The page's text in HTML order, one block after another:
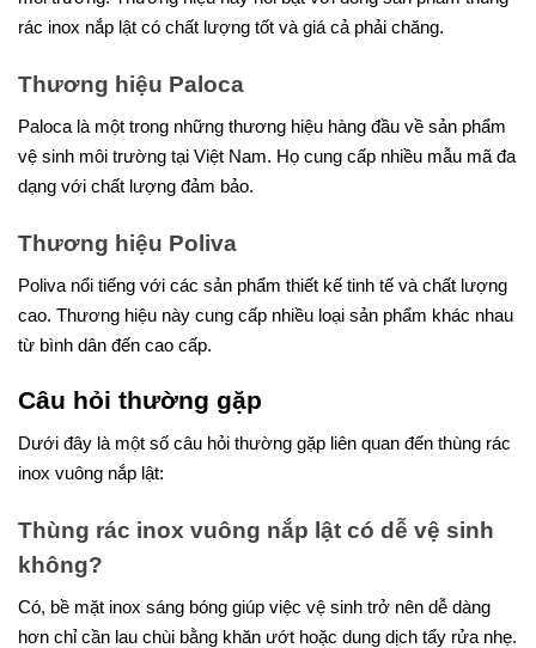
rác inox nắp lật có chất lượng tốt và giá cả phải chăng.
Thương hiệu Paloca
Paloca là một trong những thương hiệu hàng đầu về sản phẩm
vệ sinh môi trường tại Việt Nam. Họ cung cấp nhiều mẫu mã đa
dạng với chất lượng đảm bảo.
Thương hiệu Poliva
Poliva nổi tiếng với các sản phẩm thiết kế tinh tế và chất lượng
cao. Thương hiệu này cung cấp nhiều loại sản phẩm khác nhau
từ bình dân đến cao cấp.
Câu hỏi thường gặp
Dưới đây là một số câu hỏi thường gặp liên quan đến thùng rác
inox vuông nắp lật:
Thùng rác inox vuông nắp lật có dễ vệ sinh
không?
Có, bề mặt inox sáng bóng giúp việc vệ sinh trở nên dễ dàng
hơn chỉ cần lau chùi bằng khăn ướt hoặc dung dịch tẩy rửa nhẹ.